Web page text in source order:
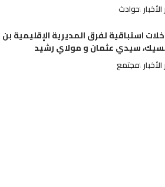
حوادث
استباقية لفرق المديرية الإقليمية بن
سيدي عثمان و مولاي رشيد
مجتمع